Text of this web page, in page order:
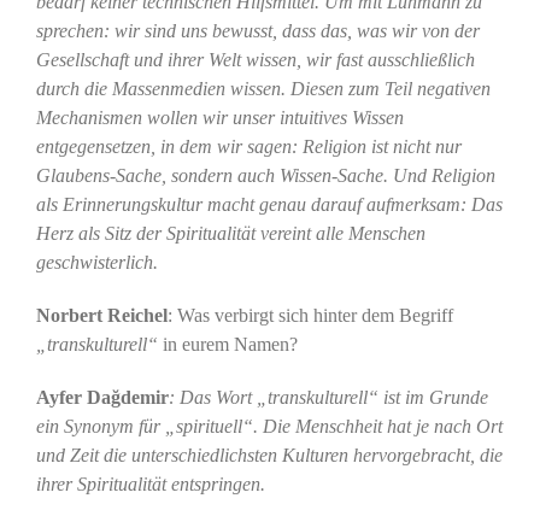
sprechen: wir sind uns bewusst, dass das, was wir von der
Gesellschaft und ihrer Welt wissen, wir fast ausschließlich
durch die Massenmedien wissen. Diesen zum Teil negativen
Mechanismen wollen wir unser intuitives Wissen
entgegensetzen, in dem wir sagen: Religion ist nicht nur
Glaubens-Sache, sondern auch Wissen-Sache. Und Religion
als Erinnerungskultur macht genau darauf aufmerksam: Das
Herz als Sitz der Spiritualität vereint alle Menschen
geschwisterlich.
Norbert Reichel: Was verbirgt sich hinter dem Begriff
„transkulturell“ in eurem Namen?
Ayfer Dağdemir: Das Wort „transkulturell“ ist im Grunde
ein Synonym für „spirituell“. Die Menschheit hat je nach Ort
und Zeit die unterschiedlichsten Kulturen hervorgebracht, die
ihrer Spiritualität entspringen.